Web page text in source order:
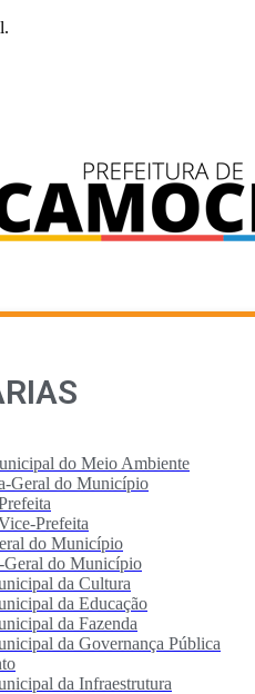
do Meio Ambiente
Geral do Município
Prefeita
do Município
Geral do Município
da Cultura
da Educação
da Fazenda
da Governança Pública
da Infraestrutura